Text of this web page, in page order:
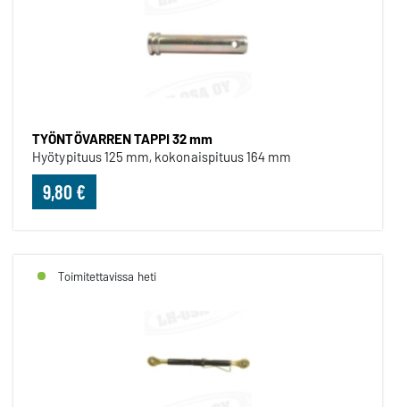
TYÖNTÖVARREN TAPPI 32 mm
Hyötypituus 125 mm, kokonaispituus 164 mm
9,80 €
Toimitettavissa heti